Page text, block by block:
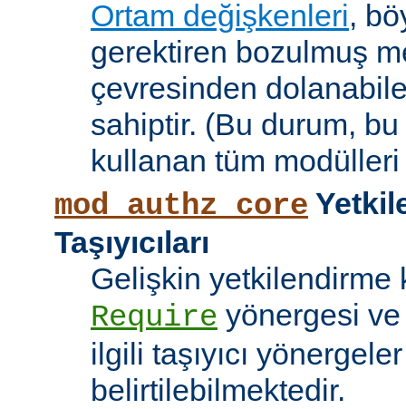
Ortam değişkenleri,
gerektiren bozulmuş
çevresinden
sahiptir. (Bu durum,
kullanan tüm
mod_authz_core
Taşıyıcıları
Gelişkin yetkilendirme
Require yönergesi
ilgili taşıyıcı
belirtilebilmektedir.